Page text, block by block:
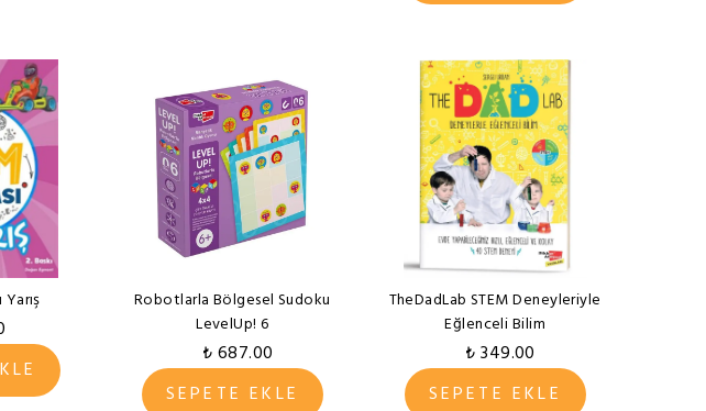
Robotlarla Bölgesel Sudoku
LevelUp! 6
₺ 687.00
SEPETE EKLE
TheDadLab STEM Deneyleriyle
Eğlenceli Bilim
₺ 349.00
SEPETE EKLE